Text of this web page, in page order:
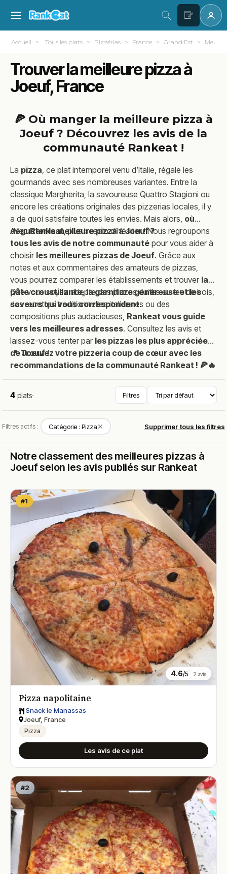
Accueil Tous les plats Pizzérias France Grand Est
Trouver la meilleure pizza à
Joeuf, France
🍕 Où manger la meilleure pizza à
Joeuf ? Découvrez les avis de la
communauté Rankeat !
La pizza, ce plat intemporel venu d’Italie, régale les
gourmands avec ses nombreuses variantes. Entre la
classique Margherita, la savoureuse Quattro Stagioni ou
encore les créations originales des pizzerias locales, il y
a de quoi satisfaire toutes les envies. Mais alors, où
déguster la meilleure pizza à Joeuf ?
AvecRankeat, plus besoin d’hésiter ! Nous regroupons
tous les avis de notre communauté pour vous aider à
choisir les meilleures pizzas de Joeuf. Grâce aux
notes et aux commentaires des amateurs de pizzas,
vous pourrez comparer les établissements et trouver la
pâte croustillante, la garniture généreuse et les
saveurs qui vous correspondent.
Que vous soyez adepte des pizzas cuites au feu de bois,
des recettes traditionnelles italiennes ou des
compositions plus audacieuses, Rankeat vous guide
vers les meilleures adresses. Consultez les avis et
laissez-vous tenter par les pizzas les plus appréciées
de Joeuf!
📍Trouvez votre pizzeria coup de cœur avec les
recommandations de la communauté Rankeat ! 🍕🔥
4 plats· Filtres
Filtres actifs : Catégorie : Pizza✕ Supprimer tous les filtres
Notre classement des meilleures pizzas à
Joeuf selon les avis publiés sur Rankeat
#1
4.6/5 2 avis
Pizza napolitaine
Snack le Manassas
Joeuf, France
Pizza
Les avis de ce plat
#2